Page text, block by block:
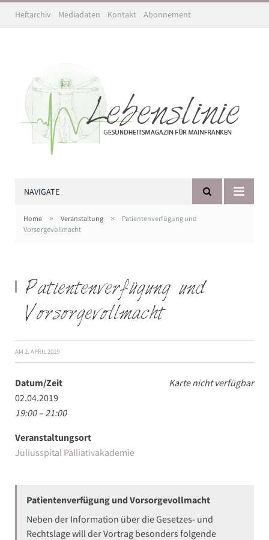
Heftarchiv Mediadaten Kontakt Abonnement
NAVIGATE
Home » Veranstaltung »
Patientenverfügung und
Vorsorgevollmacht
Patientenverfügung und
Vorsorgevollmacht
AM 2. APRIL 2019
Karte nicht verfügbar
Datum/Zeit
02.04.2019
19:00 – 21:00
Veranstaltungsort
Juliusspital Palliativakademie
Patientenverfügung und Vorsorgevollmacht
Neben der Information über die Gesetzes- und
Rechtslage will der Vortrag besonders folgende